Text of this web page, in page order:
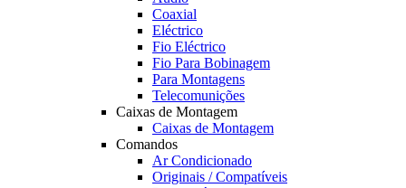
Coaxial
Eléctrico
Fio Eléctrico
Fio Para Bobinagem
Para Montagens
Telecomunições
Caixas de Montagem
Caixas de Montagem
Comandos
Ar Condicionado
Originais / Compatíveis